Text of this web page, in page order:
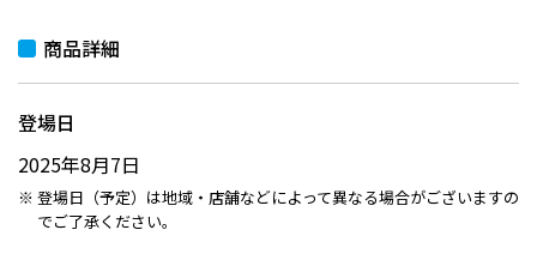
商品詳細
登場日
2025年8月7日
登場日（予定）は地域・店舗などによって異なる場合がございますの
でご了承ください。